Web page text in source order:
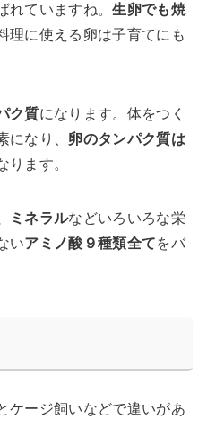
れていますね。生卵でも焼
理に使える卵は子育てにも
ク質になります。体をつく
になり、 卵のタンパク質は
ります。
ミネラルなどいろいろな栄
いアミノ酸９種類全てをバ
ケージ飼いなどで違いがあ